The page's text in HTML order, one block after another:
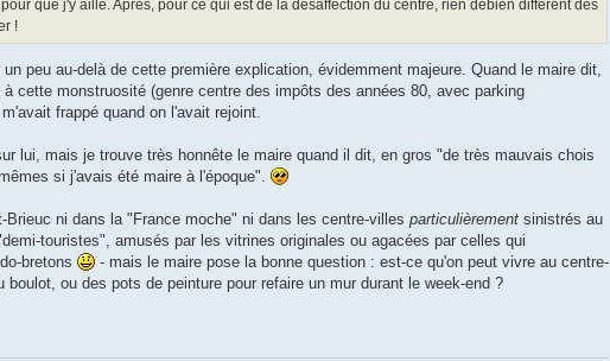
que j'y aille. Après, pour ce qui est de la désaffection du centre, rien debien différent des
!
peu au-delà de cette première explication, évidemment majeure. Quand le maire dit,
cette monstruosité (genre centre des impôts des années 80, avec parking
frappé quand on l'avait rejoint.
lui, mais je trouve très honnête le maire quand il dit, en gros "de très mauvais chois
si j'avais été maire à l'époque".
ni dans la "France moche" ni dans les centre-villes particulièrement sinistrés au
touristes", amusés par les vitrines originales ou agacées par celles qui
bretons
- mais le maire pose la bonne question : est-ce qu'on peut vivre au centre-
ou des pots de peinture pour refaire un mur durant le week-end ?